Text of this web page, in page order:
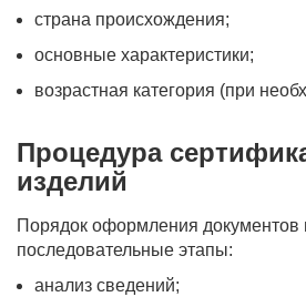
страна происхождения;
основные характеристики;
возрастная категория (при
Процедура
изделий
Порядок оформления документов
последовательные этапы:
анализ сведений;